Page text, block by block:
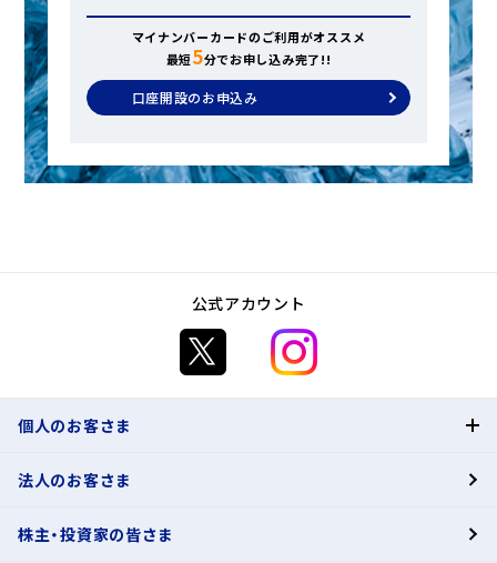
マイナンバーカードのご利用がオススメ
最短5分でお申し込み完了!!
口座開設のお申込み
公式アカウント
個人のお客さま
BANK
有人店舗
法人のお客さま
株主・投資家の皆さま